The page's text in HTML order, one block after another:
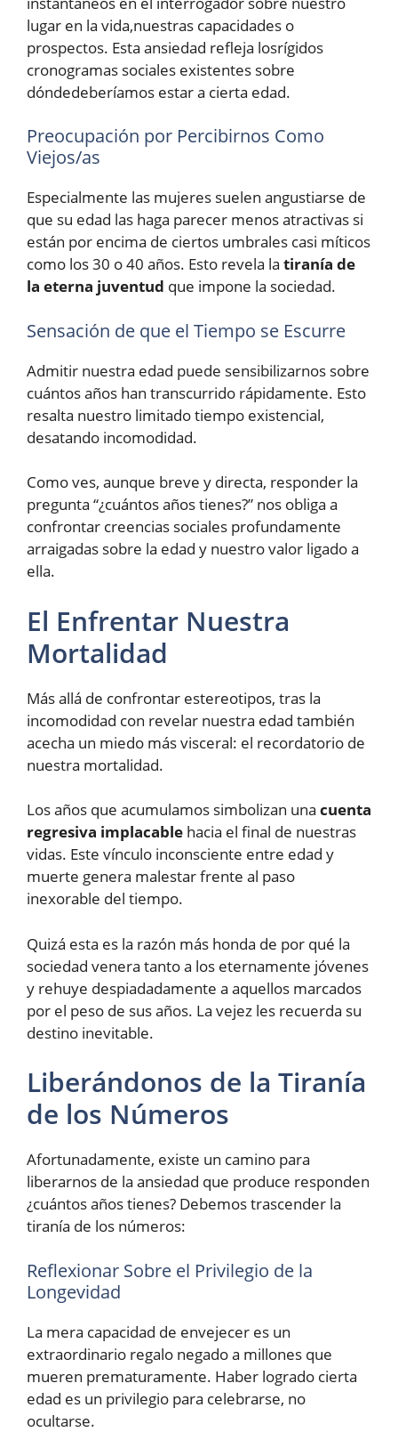
lugar en la vida,nuestras capacidades o
prospectos. Esta ansiedad refleja losrígidos
cronogramas sociales existentes sobre
dóndedeberíamos estar a cierta edad.
Preocupación por Percibirnos Como
Viejos/as
Especialmente las mujeres suelen angustiarse de
que su edad las haga parecer menos atractivas si
están por encima de ciertos umbrales casi míticos
como los 30 o 40 años. Esto revela la tiranía de
la eterna juventud que impone la sociedad.
Sensación de que el Tiempo se Escurre
Admitir nuestra edad puede sensibilizarnos sobre
cuántos años han transcurrido rápidamente. Esto
resalta nuestro limitado tiempo existencial,
desatando incomodidad.
Como ves, aunque breve y directa, responder la
pregunta “¿cuántos años tienes?” nos obliga a
confrontar creencias sociales profundamente
arraigadas sobre la edad y nuestro valor ligado a
ella.
El Enfrentar Nuestra
Mortalidad
Más allá de confrontar estereotipos, tras la
incomodidad con revelar nuestra edad también
acecha un miedo más visceral: el recordatorio de
nuestra mortalidad.
Los años que acumulamos simbolizan una cuenta
regresiva implacable hacia el final de nuestras
vidas. Este vínculo inconsciente entre edad y
muerte genera malestar frente al paso
inexorable del tiempo.
Quizá esta es la razón más honda de por qué la
sociedad venera tanto a los eternamente jóvenes
y rehuye despiadadamente a aquellos marcados
por el peso de sus años. La vejez les recuerda su
destino inevitable.
Liberándonos de la Tiranía
de los Números
Afortunadamente, existe un camino para
liberarnos de la ansiedad que produce responden
¿cuántos años tienes? Debemos trascender la
tiranía de los números:
Reflexionar Sobre el Privilegio de la
Longevidad
La mera capacidad de envejecer es un
extraordinario regalo negado a millones que
mueren prematuramente. Haber logrado cierta
edad es un privilegio para celebrarse, no
ocultarse.